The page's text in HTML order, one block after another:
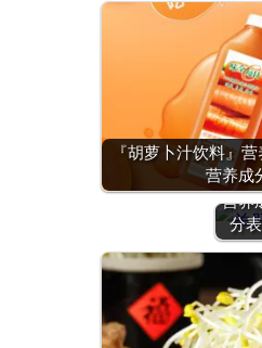
『胡萝卜汁饮料』
营养成
『羊
肝』
养价
| 每
营养
分表